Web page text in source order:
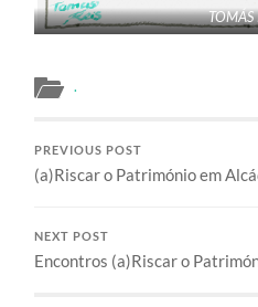
TOMÁS
.
PREVIOUS POST
(a)Riscar o Património em
NEXT POST
Encontros (a)Riscar o